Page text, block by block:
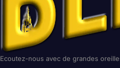
Ecoutez-nous avec de grandes